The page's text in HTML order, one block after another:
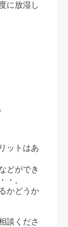
に放湿し
ットはあ
どができ
・。
かどうか
談くださ